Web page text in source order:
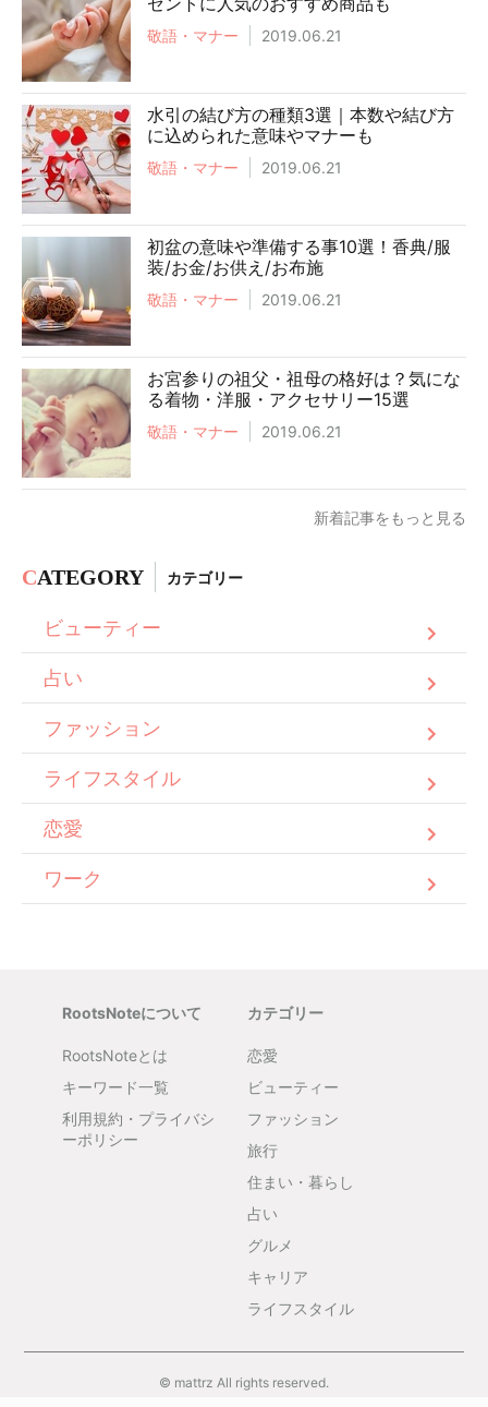
敬語・マナー 2019.06.21
水引の結び方の種類3選｜本数や結び方
に込められた意味やマナーも
敬語・マナー 2019.06.21
初盆の意味や準備する事10選！香典/服
装/お金/お供え/お布施
敬語・マナー 2019.06.21
お宮参りの祖父・祖母の格好は？気にな
る着物・洋服・アクセサリー15選
敬語・マナー 2019.06.21
新着記事をもっと見る
CATEGORY カテゴリー
ビューティー
占い
ファッション
ライフスタイル
恋愛
ワーク
RootsNoteについて
RootsNoteとは
キーワード一覧
利用規約・プライバシ
ーポリシー
カテゴリー
恋愛
ビューティー
ファッション
旅行
住まい・暮らし
占い
グルメ
キャリア
ライフスタイル
© mattrz All rights reserved.